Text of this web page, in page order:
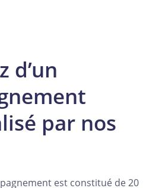
d’un
par nos
est constitué de 20